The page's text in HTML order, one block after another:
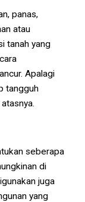
panas,
atau
tanah yang
Apalagi
tangguh
seberapa
di
juga
yang